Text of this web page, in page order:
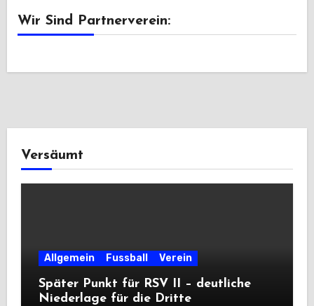
Wir Sind Partnerverein:
Versäumt
Allgemein Fussball Verein
Später Punkt für RSV II – deutliche
Niederlage für die Dritte